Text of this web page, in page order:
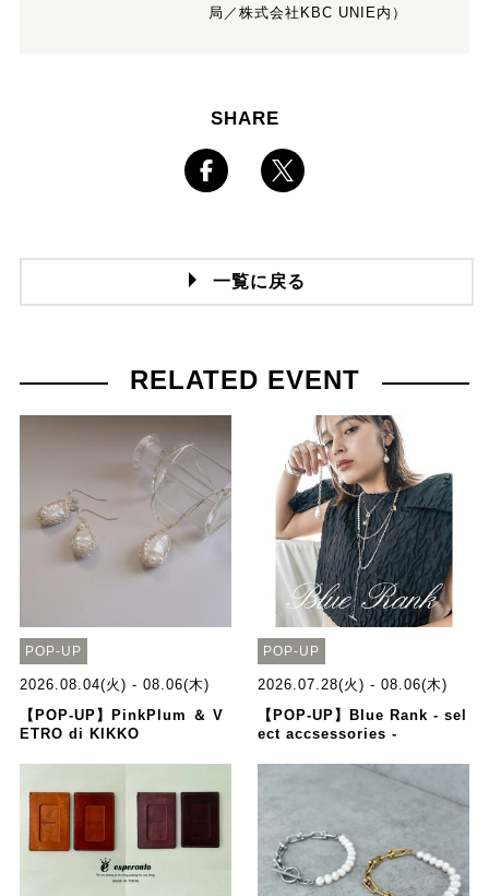
局／株式会社KBC UNIE内）
SHARE
一覧に戻る
RELATED EVENT
POP-UP
2026.08.04(火) - 08.06(木)
【POP-UP】PinkPlum ＆ V
ETRO di KIKKO
POP-UP
2026.07.28(火) - 08.06(木)
【POP-UP】Blue Rank - sel
ect accsessories -